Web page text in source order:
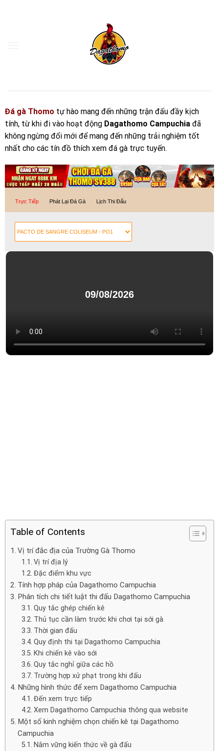
Đá gà Thomo tự hào mang đến những trận đấu đầy kịch
tính, từ khi đi vào hoạt động Dagathomo Campuchia đã
không ngừng đổi mới để mang đến những trải nghiệm tốt
nhất cho các tín đồ thích xem đá gà trực tuyến.
Table of Contents
Vị trí đắc địa của Trường Gà Thomo
Vị trí địa lý
Đặc điểm khu vực
Tính hợp pháp của Dagathomo Campuchia
Phân tích chi tiết luật thi đấu Dagathomo Campuchia
Quy tắc ghép chiến kê
Thủ tục cần làm trước khi chơi tại sới gà
Thời gian đấu
Quy định thi tại Dagathomo Campuchia
Khi chiến kê vào sới
Quy tắc nghỉ giữa các hồ
Trường hợp xử phạt trong khi đấu
Những hình thức để xem Dagathomo Campuchia
Đến xem trực tiếp
Xem Dagathomo Campuchia thông qua website
Một số kinh nghiệm chọn chiến kê tại Dagathomo
Campuchia
Nắm vững kiến thức về gà đấu